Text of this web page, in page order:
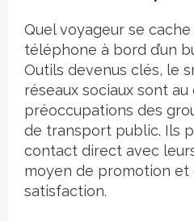
Quel voyageur se
téléphone à bord d’un
Outils devenus clés, le
réseaux sociaux sont
préoccupations des
de transport public. Ils
contact direct avec
moyen de promotion et
satisfaction.